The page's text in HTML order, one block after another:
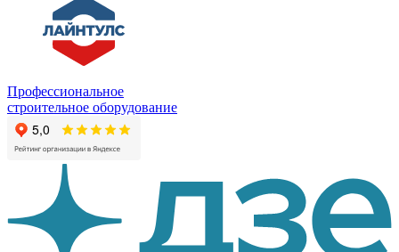
Профессиональное
строительное оборудование